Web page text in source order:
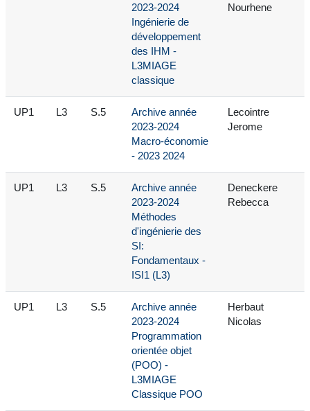
2023-2024
Ingénierie de
développement
des IHM -
L3MIAGE
classique
Nourhene
UP1 L3 S.5
Archive année
2023-2024
Macro-économie
- 2023 2024
Lecointre
Jerome
UP1 L3 S.5
Archive année
2023-2024
Méthodes
d'ingénierie des
SI:
Fondamentaux -
ISI1 (L3)
Deneckere
Rebecca
UP1 L3 S.5
Archive année
2023-2024
Programmation
orientée objet
(POO) -
L3MIAGE
Classique POO
Herbaut
Nicolas